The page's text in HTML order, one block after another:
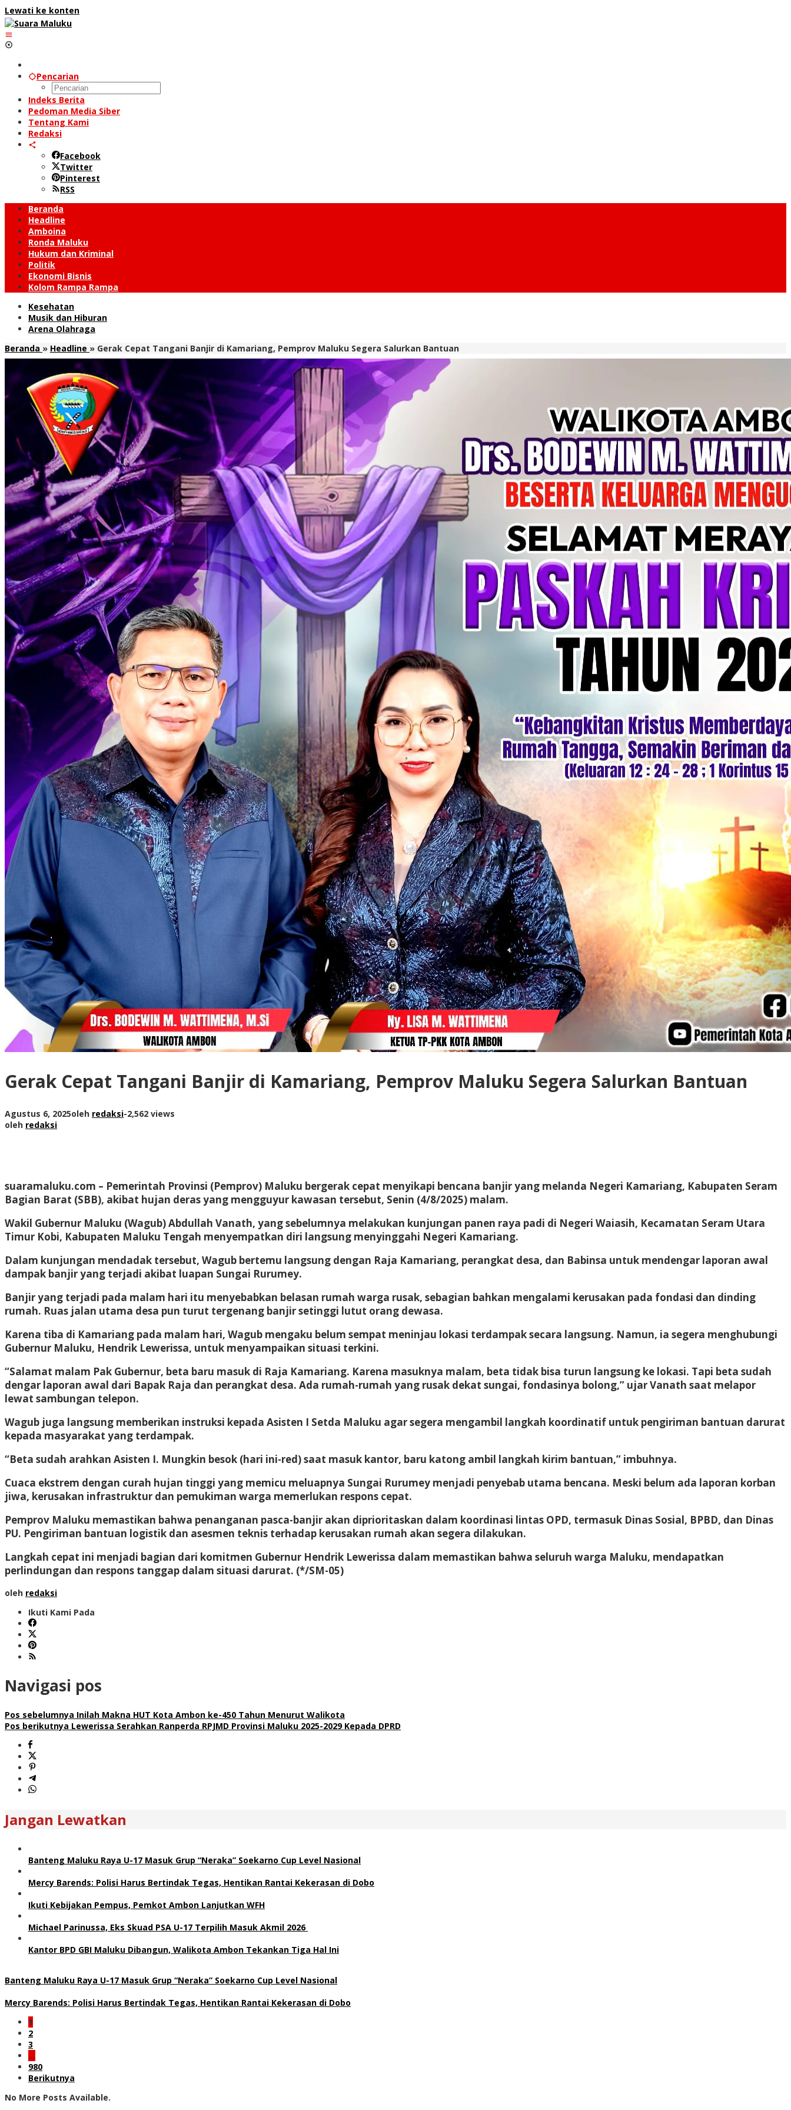
Lewati ke konten
Pencarian
Indeks Berita
Pedoman Media Siber
Tentang Kami
Redaksi
Facebook
Twitter
Pinterest
RSS
Beranda
Headline
Amboina
Ronda Maluku
Hukum dan Kriminal
Politik
Ekonomi Bisnis
Kolom Rampa Rampa
Kesehatan
Musik dan Hiburan
Arena Olahraga
Beranda » Headline » Gerak Cepat Tangani Banjir di Kamariang, Pemprov Maluku Segera Salurkan Bantuan
Gerak Cepat Tangani Banjir di Kamariang, Pemprov Maluku Segera Salurkan Bantuan
Agustus 6, 2025oleh redaksi-2,562 views
oleh redaksi
suaramaluku.com – Pemerintah Provinsi (Pemprov) Maluku bergerak cepat menyikapi bencana banjir yang melanda Negeri Kamariang, Kabupaten Seram
Bagian Barat (SBB), akibat hujan deras yang mengguyur kawasan tersebut, Senin (4/8/2025) malam.
Wakil Gubernur Maluku (Wagub) Abdullah Vanath, yang sebelumnya melakukan kunjungan panen raya padi di Negeri Waiasih, Kecamatan Seram Utara
Timur Kobi, Kabupaten Maluku Tengah menyempatkan diri langsung menyinggahi Negeri Kamariang.
Dalam kunjungan mendadak tersebut, Wagub bertemu langsung dengan Raja Kamariang, perangkat desa, dan Babinsa untuk mendengar laporan awal
dampak banjir yang terjadi akibat luapan Sungai Rurumey.
Banjir yang terjadi pada malam hari itu menyebabkan belasan rumah warga rusak, sebagian bahkan mengalami kerusakan pada fondasi dan dinding
rumah. Ruas jalan utama desa pun turut tergenang banjir setinggi lutut orang dewasa.
Karena tiba di Kamariang pada malam hari, Wagub mengaku belum sempat meninjau lokasi terdampak secara langsung. Namun, ia segera menghubungi
Gubernur Maluku, Hendrik Lewerissa, untuk menyampaikan situasi terkini.
“Salamat malam Pak Gubernur, beta baru masuk di Raja Kamariang. Karena masuknya malam, beta tidak bisa turun langsung ke lokasi. Tapi beta sudah
dengar laporan awal dari Bapak Raja dan perangkat desa. Ada rumah-rumah yang rusak dekat sungai, fondasinya bolong,” ujar Vanath saat melapor
lewat sambungan telepon.
Wagub juga langsung memberikan instruksi kepada Asisten I Setda Maluku agar segera mengambil langkah koordinatif untuk pengiriman bantuan darurat
kepada masyarakat yang terdampak.
“Beta sudah arahkan Asisten I. Mungkin besok (hari ini-red) saat masuk kantor, baru katong ambil langkah kirim bantuan,” imbuhnya.
Cuaca ekstrem dengan curah hujan tinggi yang memicu meluapnya Sungai Rurumey menjadi penyebab utama bencana. Meski belum ada laporan korban
jiwa, kerusakan infrastruktur dan pemukiman warga memerlukan respons cepat.
Pemprov Maluku memastikan bahwa penanganan pasca-banjir akan diprioritaskan dalam koordinasi lintas OPD, termasuk Dinas Sosial, BPBD, dan Dinas
PU. Pengiriman bantuan logistik dan asesmen teknis terhadap kerusakan rumah akan segera dilakukan.
Langkah cepat ini menjadi bagian dari komitmen Gubernur Hendrik Lewerissa dalam memastikan bahwa seluruh warga Maluku, mendapatkan
perlindungan dan respons tanggap dalam situasi darurat. (*/SM-05)
oleh redaksi
Ikuti Kami Pada
Navigasi pos
Pos sebelumnya Inilah Makna HUT Kota Ambon ke-450 Tahun Menurut Walikota
Pos berikutnya Lewerissa Serahkan Ranperda RPJMD Provinsi Maluku 2025-2029 Kepada DPRD
Jangan Lewatkan
Banteng Maluku Raya U-17 Masuk Grup “Neraka” Soekarno Cup Level Nasional
Mercy Barends: Polisi Harus Bertindak Tegas, Hentikan Rantai Kekerasan di Dobo
Ikuti Kebijakan Pempus, Pemkot Ambon Lanjutkan WFH
Michael Parinussa, Eks Skuad PSA U-17 Terpilih Masuk Akmil 2026
Kantor BPD GBI Maluku Dibangun, Walikota Ambon Tekankan Tiga Hal Ini
Banteng Maluku Raya U-17 Masuk Grup “Neraka” Soekarno Cup Level Nasional
Mercy Barends: Polisi Harus Bertindak Tegas, Hentikan Rantai Kekerasan di Dobo
1
2
3
…
980
Berikutnya
No More Posts Available.